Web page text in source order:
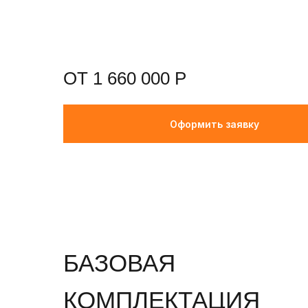
ОТ 1 660 000 Р
Оформить заявку
БАЗОВАЯ
КОМПЛЕКТАЦИЯ